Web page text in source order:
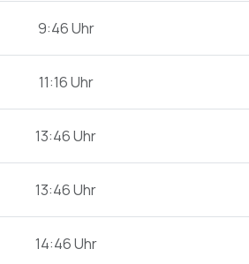
9:46 Uhr
11:16 Uhr
13:46 Uhr
13:46 Uhr
14:46 Uhr